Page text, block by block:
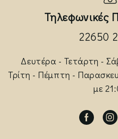
Τηλεφωνικές
22650
Δευτέρα - Τετάρτη -
Τρίτη - Πέμπτη -
με
Facebook